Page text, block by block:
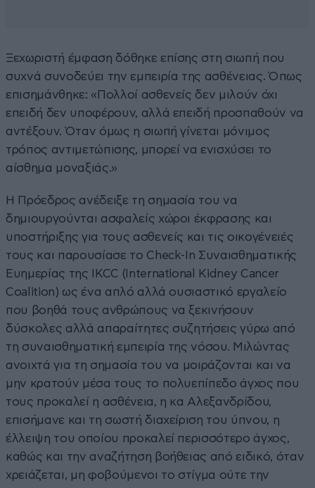
Ξεχωριστή έμφαση δόθηκε επίσης στη σιωπή που
συχνά συνοδεύει την εμπειρία της ασθένειας. Όπως
επισημάνθηκε: «Πολλοί ασθενείς δεν μιλούν όχι
επειδή δεν υποφέρουν, αλλά επειδή προσπαθούν να
αντέξουν. Όταν όμως η σιωπή γίνεται μόνιμος
τρόπος αντιμετώπισης, μπορεί να ενισχύσει το
αίσθημα μοναξιάς.»
Η Πρόεδρος ανέδειξε τη σημασία του να
δημιουργούνται ασφαλείς χώροι έκφρασης και
υποστήριξης για τους ασθενείς και τις οικογένειές
τους και παρουσίασε το Check-In Συναισθηματικής
Ευημερίας της IKCC (International Kidney Cancer
Coalition) ως ένα απλό αλλά ουσιαστικό εργαλείο
που βοηθά τους ανθρώπους να ξεκινήσουν
δύσκολες αλλά απαραίτητες συζητήσεις γύρω από
τη συναισθηματική εμπειρία της νόσου. Μιλώντας
ανοιχτά για τη σημασία του να μοιράζονται και να
μην κρατούν μέσα τους το πολυεπίπεδο άγχος που
τους προκαλεί η ασθένεια, η κα Αλεξανδρίδου,
επισήμανε και τη σωστή διαχείριση του ύπνου, η
έλλειψη του οποίου προκαλεί περισσότερο άγχος,
καθώς και την αναζήτηση βοήθειας από ειδικό, όταν
χρειάζεται, μη φοβούμενοι το στίγμα ούτε την